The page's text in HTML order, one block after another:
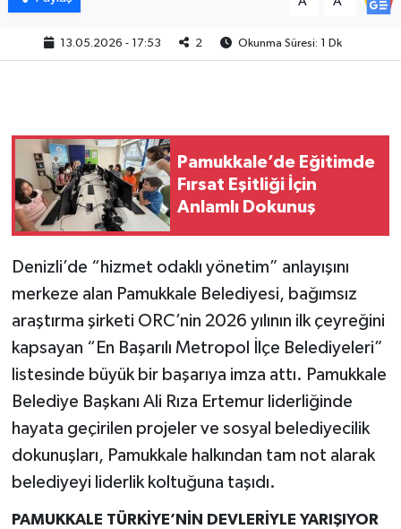
13.05.2026 - 17:53 2 Okunma Süresi: 1 Dk
Pamukkale’de Eğitimde
Fırsat Eşitliği İçin
Anlamlı Dokunuş
Denizli’de “hizmet odaklı yönetim” anlayışını
merkeze alan Pamukkale Belediyesi, bağımsız
araştırma şirketi ORC’nin 2026 yılının ilk çeyreğini
kapsayan “En Başarılı Metropol İlçe Belediyeleri”
listesinde büyük bir başarıya imza attı. Pamukkale
Belediye Başkanı Ali Rıza Ertemur liderliğinde
hayata geçirilen projeler ve sosyal belediyecilik
dokunuşları, Pamukkale halkından tam not alarak
belediyeyi liderlik koltuğuna taşıdı.
PAMUKKALE TÜRKİYE’NİN DEVLERİYLE YARIŞIYOR